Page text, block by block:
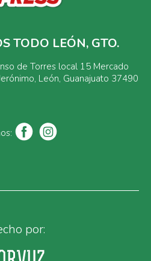
TODO LEÓN, GTO.
de Torres local 15 Mercado
León, Guanajuato 37490
por: